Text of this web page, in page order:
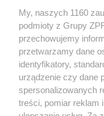
Żaden utwór zamieszczony
rozpowszechniany lub
tym także elektroniczny lub
eksploatacji w jakiejkolwiek
bez pisemnej zgody
wykorzystanie utworów w
bez właściwej zgody, jest
prawnie.
My, naszych 1160
podmioty z Grupy
przechowujemy
przetwarzamy dane
identyfikatory,
urządzenie czy dane
spersonalizowanych
treści, pomiar reklam